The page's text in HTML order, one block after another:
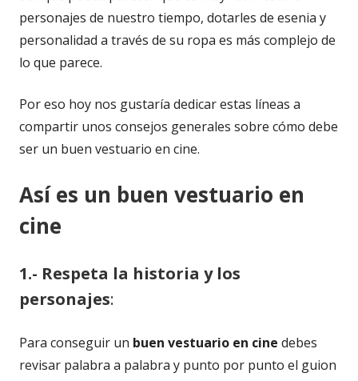
nueva
personajes de nuestro tiempo, dotarles de esenia y
personalidad a través de su ropa es más complejo de
lo que parece.
Por eso hoy nos gustaría dedicar estas líneas a
compartir unos consejos generales sobre cómo debe
ser un buen vestuario en cine.
Así es un buen vestuario en
cine
1.- Respeta la historia y los
personajes:
Para conseguir un buen vestuario en cine debes
revisar palabra a palabra y punto por punto el guion